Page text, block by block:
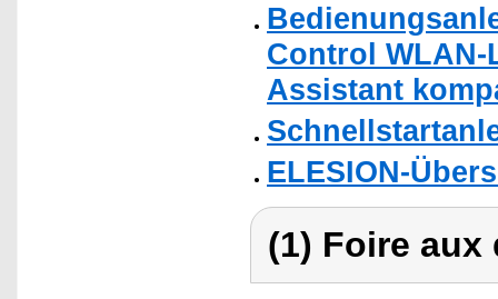
Control WLAN-
Assistant
ELESION-
(1) Foire